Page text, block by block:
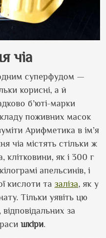
чіа
суперфудом —
корисні, а й
б’юті-марки
поживних масок
Арифметика в ім’я
чіа містять стільки ж
клітковини, як і 300 г
апельсинів, і
кислоти та заліза, як у
Тільки уявіть цю
за
шкіри.